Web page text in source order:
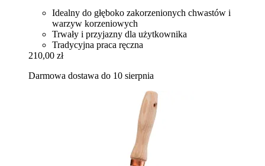
Idealny do głęboko zakorzenionych chwastów i
warzyw korzeniowych
Trwały i przyjazny dla użytkownika
Tradycyjna praca ręczna
210,00 zł
Darmowa dostawa do 10 sierpnia